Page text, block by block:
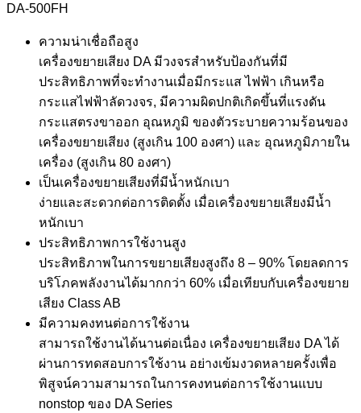
DA-500FH
ความน่าเชื่อถือสูง
เครื่องขยายเสียง DA มีวงจรสำหรับป้องกันที่มี
ประสิทธิภาพที่จะทำงานเมื่อมีกระแส ไฟฟ้า เกินหรือ
กระแสไฟฟ้าลัดวงจร, มีความผิดปกติเกิดขึ้นที่แรงดัน
กระแสตรงขาออก อุณหภูมิ ของตัวระบายความร้อนของ
เครื่องขยายเสียง (สูงเกิน 100 องศา) และ อุณหภูมิภายใน
เครื่อง (สูงเกิน 80 องศา)
เป็นเครื่องขยายเสียงที่มีน้ำหนักเบา
ง่ายและสะดวกต่อการติดตั้ง เมื่อเครื่องขยายเสียงมีน้ำ
หนักเบา
ประสิทธิภาพการใช้งานสูง
ประสิทธิภาพในการขยายเสียงสูงถึง 8 – 90% โดยลดการ
บริโภคพลังงานได้มากกว่า 60% เมื่อเทียบกับเครื่องขยาย
เสียง Class AB
มีความคงทนต่อการใช้งาน
สามารถใช้งานได้นานต่อเนื่อง เครื่องขยายเสียง DA ได้
ผ่านการทดสอบการใช้งาน อย่างเข้มงวดหลายครั้งเพื่อ
พิสูจน์ความสามารถในการคงทนต่อการใช้งานแบบ
nonstop ของ DA Series